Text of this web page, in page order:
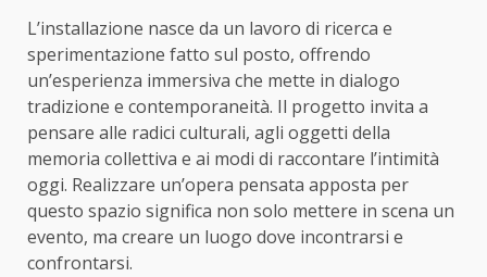
L’installazione nasce da un lavoro di ricerca e
sperimentazione fatto sul posto, offrendo
un’esperienza immersiva che mette in dialogo
tradizione e contemporaneità. Il progetto invita a
pensare alle radici culturali, agli oggetti della
memoria collettiva e ai modi di raccontare l’intimità
oggi. Realizzare un’opera pensata apposta per
questo spazio significa non solo mettere in scena un
evento, ma creare un luogo dove incontrarsi e
confrontarsi.